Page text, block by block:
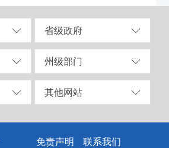
省级政府
州级部门
其他网站
免责声明 联系我们